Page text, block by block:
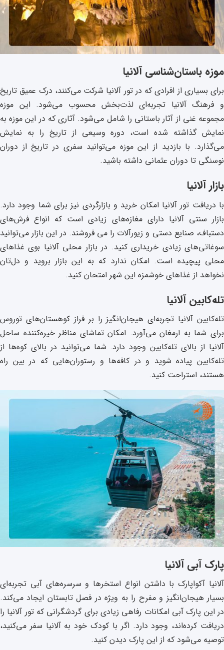
موزه باستان‌شناسی آلانیا
برای بسیاری از افرادی که در تور آلانیا شرکت می‌کنند، درک عمیق تاریخ
و فرهنگ آلانیا تجربه‌ای لذت‌بخش محسوب می‌شود. این موزه
مجموعه غنی از آثار باستانی را شامل می‌شود. آثاری که در این موزه به
نمایش گذاشته شده است، دوره وسیعی از تاریخ را به نمایش
می‌گذارد. با بازدید از این موزه می‌توانید سفری در تاریخ از دوران
نوسنگی تا دوران عثمانی داشته باشید.
بازار آلانیا
با دریافت تور آلانیا امکان خرید و بازارگردی نیز برای شما وجود دارد.
بازار سنتی آلانیا دارای مغازه‌های زیادی است که انواع فرش‌های
دستباف، صنایع دستی و زیورآلات را می فروشند. در این بازار می‌توانید
سوغاتی‌های زیادی خریداری کنید. در بازار محلی آلانیا بوی غذاهای
محلی پیچیده است. امکان ندارد که به این بازار بروید و دل‌تان
نخواهد از غذاهای خوشمزه این شهر امتحان کنید.
تله‌کابین آلانیا
تله‌کابین آلانیا تجربه‌ای هیجان‌انگیز را بر فراز کوهستان‌های توروس
برای شما به ارمغان می‌آورد. امکان تماشای مناظر خیره‌کننده ساحل
آلانیا از بالای تله‌کابین وجود دارد. شما می‌توانید در بالای کوه‌ها از
تله‌کابین پیاده شوید و در کافه‌ها و رستوران‌هایی که در بین راه
هستند، استراحت کنید.
پارک آبی آلانیا
آلانیا آکواپارک با داشتن انواع استخرها و سرسره‌های آبی تجربه‌ای
بسیار هیجان‌انگیز و مفرح را به ویژه در فصل تابستان ایجاد می‌کند.
در این پارک آبی امکانات رفاهی زیادی برای گردشگرانی که تور آلانیا را
دریافت کرده‌اند، وجود دارد. اگر با کودک خود به آلانیا سفر می‌کنید،
توصیه می‌شود که از این پارک دیدن کنید.